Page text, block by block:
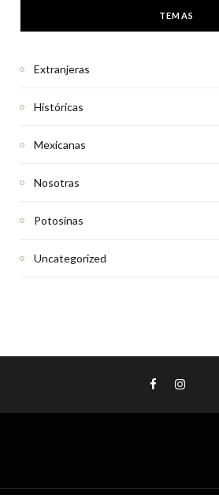
TEMAS
Extranjeras
Históricas
Mexicanas
Nosotras
Potosinas
Uncategorized